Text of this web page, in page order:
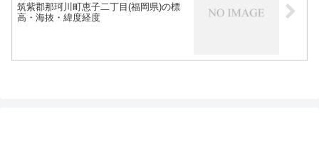
筑紫郡那珂川町恵子二丁目(福岡県)の標
高・海抜・緯度経度